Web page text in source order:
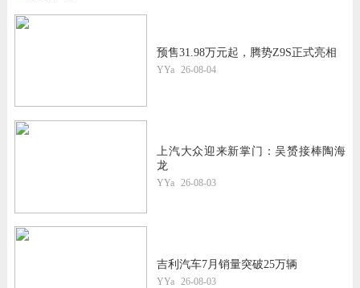
预售31.98万元起，腾势Z9S正式亮相
YYa 26-08-04
上汽大众迎来新掌门：吴赟接棒陶海
龙
YYa 26-08-03
吉利汽车7月销量突破25万辆
YYa 26-08-03